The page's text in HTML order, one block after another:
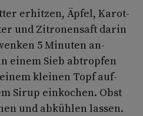
erhitzen, Äpfel, Karot­
und Zitronensaft darin
5 Minuten an­
einem Sieb abtropfen
kleinen Topf auf­
Sirup einkochen. Obst
und abkühlen lassen.